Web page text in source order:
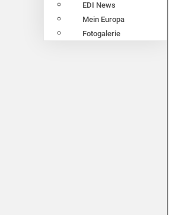
EDI News
Mein Europa
Fotogalerie